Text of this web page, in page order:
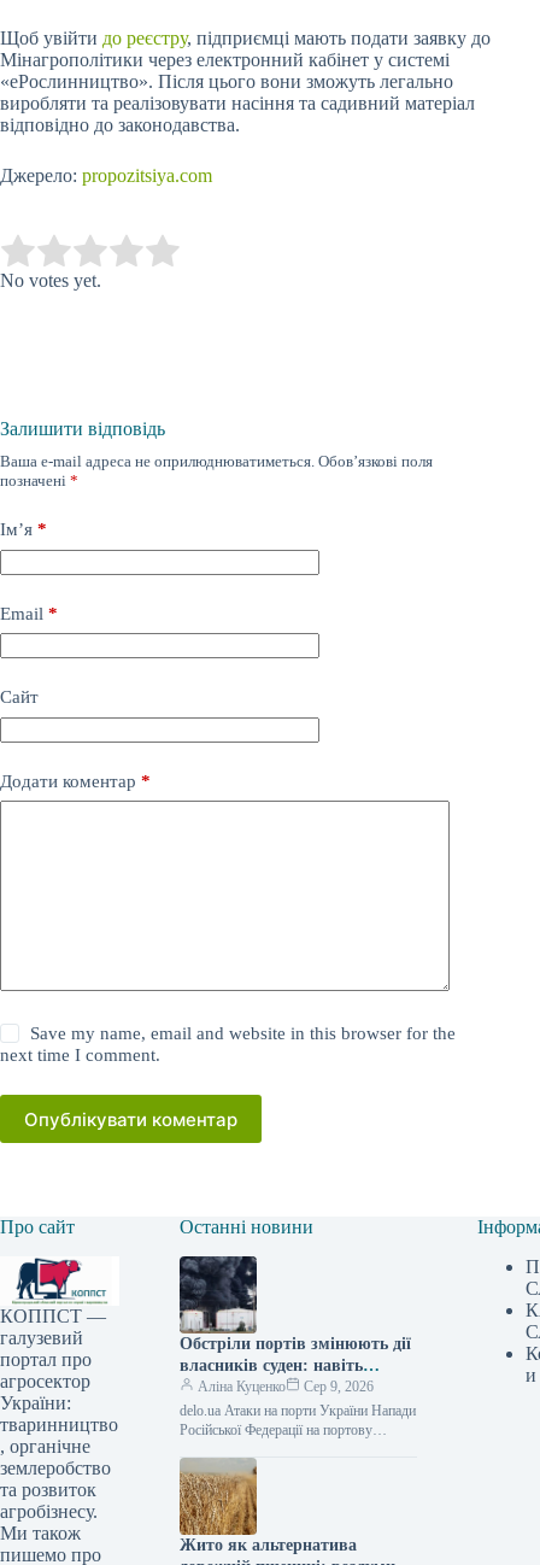
Щоб увійти до реєстру, підприємці мають подати заявку до
Мінагрополітики через електронний кабінет у системі
«еРослинництво». Після цього вони зможуть легально
виробляти та реалізовувати насіння та садивний матеріал
відповідно до законодавства.
Джерело: propozitsiya.com
Rate this item:
No votes yet.
Залишити відповідь
Ваша e-mail адреса не оприлюднюватиметься. Обов’язкові поля
позначені *
Ім’я *
Email *
Сайт
Додати коментар *
Save my name, email and website in this browser for the
next time I comment.
Опублікувати коментар
Про сайт
КОППСТ —
галузевий
портал про
агросектор
України:
тваринництво
, органічне
землеробство
та розвиток
агробізнесу.
Ми також
пишемо про
Останні новини
Обстріли портів змінюють дії
власників суден: навіть
подвійна плата за перевезення
не змушує кораблі
повертатися в Україну —
Аліна Куценко
Сер 9, 2026
delo.ua Атаки на порти України Напади
Російської Федерації на портову
небезпеки не тільки для вивезення
сільськогосподарської продукції,
Жито як альтернатива
и